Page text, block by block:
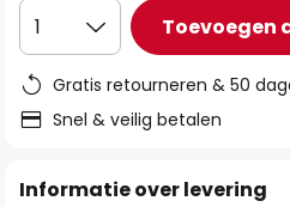
1 Toevoegen
Gratis retourneren & 50
Snel & veilig betalen
Informatie over levering